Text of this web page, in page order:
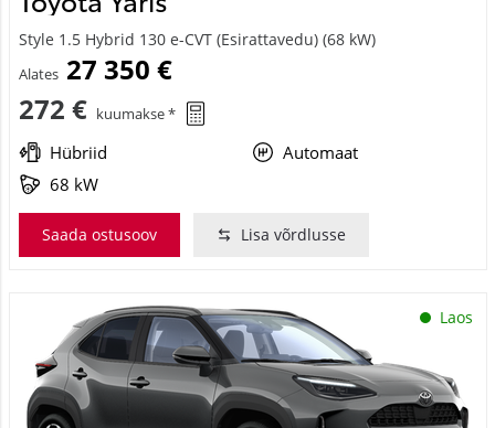
Style 1.5 Hybrid 130 e-CVT (Esirattavedu) (68 kW)
Alates 27 350 €
272 € kuumakse *
Hübriid
Automaat
68 kW
Saada ostusoov Lisa võrdlusse
Laos